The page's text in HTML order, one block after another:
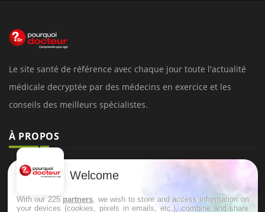
Le site santé de référence avec chaque jour toute l'actualité
médicale decryptée par des médecins en exercice et les
conseils des meilleurs spécialistes.
À PROPOS
Données personnelles et cookies
Conditions d'utilisation
Welcome
With our 225 partners , we wish to store and access information on
your devices (cookies, pixels in emails, etc.), combine and share